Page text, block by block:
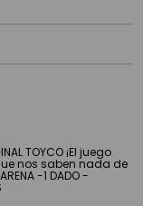
TOYCO ¡El juego
nos saben nada de
-1 DADO -